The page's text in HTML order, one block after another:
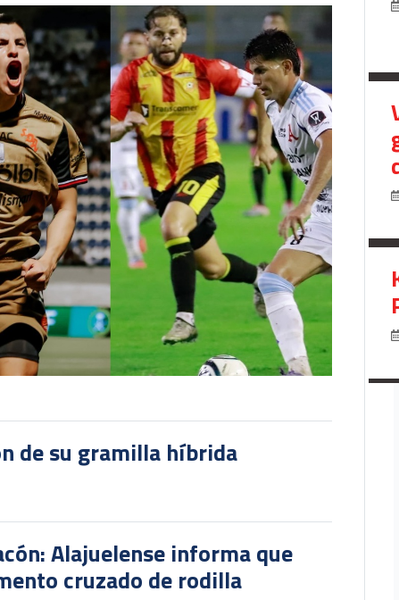
de su gramilla híbrida
Alajuelense informa que
cruzado de rodilla